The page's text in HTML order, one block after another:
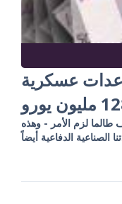
عسكرية
طالما لزم الأمر - وهذه
الصناعية الدفاعية أيضاً